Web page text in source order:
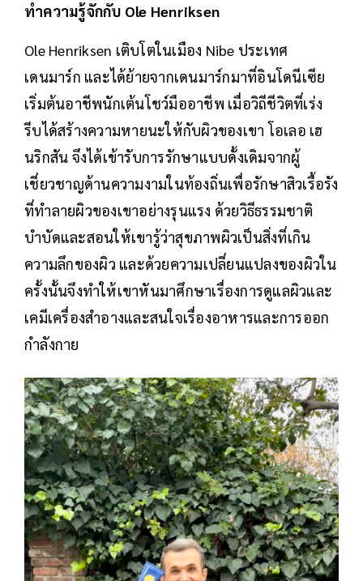
ทำความรู้จักกับ Ole Henriksen
Ole Henriksen เติบโตในเมือง Nibe ประเทศ
เดนมาร์ก และได้ย้ายจากเดนมาร์กมาที่อินโดนีเซีย
เริ่มต้นอาชีพนักเต้นโชว์มืออาชีพ เมื่อวิถีชีวิตที่เร่ง
รีบได้สร้างความหายนะให้กับผิวของเขา โอเลอ เฮ
นริกสัน จึงได้เข้ารับการรักษาแบบดั้งเดิมจากผู้
เชี่ยวชาญด้านความงามในท้องถิ่นเพื่อรักษาสิวเรื้อรัง
ที่ทำลายผิวของเขาอย่างรุนแรง ด้วยวิธีธรรมชาติ
บำบัดและสอนให้เขารู้ว่าสุขภาพผิวเป็นสิ่งที่เกิน
ความลึกของผิว และด้วยความเปลี่ยนแปลงของผิวใน
ครั้งนั้นจึงทำให้เขาหันมาศึกษาเรื่องการดูแลผิวและ
เคมีเครื่องสำอางและสนใจเรื่องอาหารและการออก
กำลังกาย